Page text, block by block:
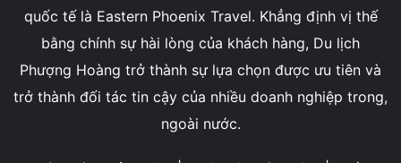
quốc tế là Eastern Phoenix Travel. Khẳng định vị thế
bằng chính sự hài lòng của khách hàng, Du lịch
Phượng Hoàng trở thành sự lựa chọn được ưu tiên và
trở thành đối tác tin cậy của nhiều doanh nghiệp trong,
ngoài nước.